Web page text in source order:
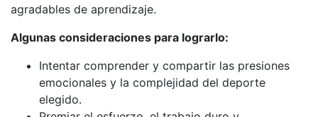
agradables de aprendizaje.
Algunas consideraciones para lograrlo:
Intentar comprender y compartir las presiones
emocionales y la complejidad del deporte
elegido.